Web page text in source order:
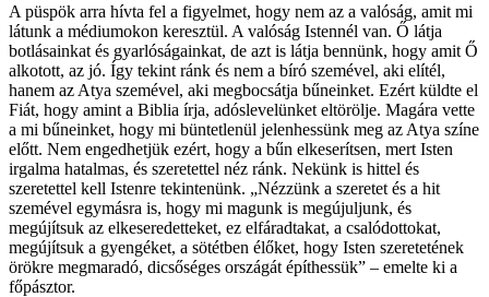
A püspök arra hívta fel a figyelmet, hogy nem az a valóság, amit mi
látunk a médiumokon keresztül. A valóság Istennél van. Ő látja
botlásainkat és gyarlóságainkat, de azt is látja bennünk, hogy amit Ő
alkotott, az jó. Így tekint ránk és nem a bíró szemével, aki elítél,
hanem az Atya szemével, aki megbocsátja bűneinket. Ezért küldte el
Fiát, hogy amint a Biblia írja, adóslevelünket eltörölje. Magára vette
a mi bűneinket, hogy mi büntetlenül jelenhessünk meg az Atya színe
előtt. Nem engedhetjük ezért, hogy a bűn elkeserítsen, mert Isten
irgalma hatalmas, és szeretettel néz ránk. Nekünk is hittel és
szeretettel kell Istenre tekintenünk. „Nézzünk a szeretet és a hit
szemével egymásra is, hogy mi magunk is megújuljunk, és
megújítsuk az elkeseredetteket, ez elfáradtakat, a csalódottokat,
megújítsuk a gyengéket, a sötétben élőket, hogy Isten szeretetének
örökre megmaradó, dicsőséges országát építhessük” – emelte ki a
főpásztor.